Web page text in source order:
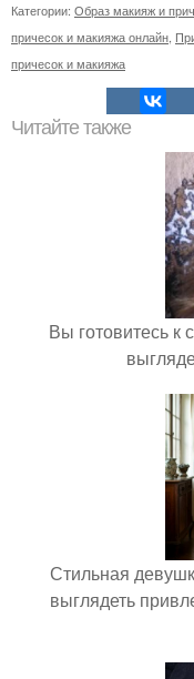
Категории: Образ макияж и
причесок и макияжа онлайн,
причесок и макияжа
Читайте также
Вы готовитесь к
Стильная
выглядеть